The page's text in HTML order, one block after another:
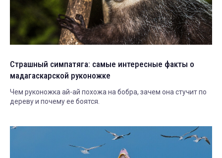
Страшный симпатяга: самые интересные факты о
мадагаскарской руконожке
Чем руконожка ай-ай похожа на бобра, зачем она стучит по
дереву и почему ее боятся.